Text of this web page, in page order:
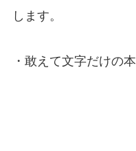
します。
・敢えて文字だけの本